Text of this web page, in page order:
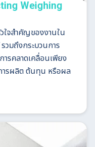
Weighing
ใจสำคัญของงานใน
วมถึงกระบวนการ
รคลาดเคลื่อนเพียง
ารผลิต ต้นทุน หรือผล